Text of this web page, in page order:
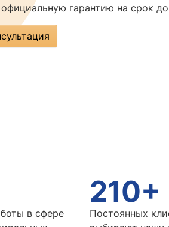
официальную гарантию на срок
в сфере
210+
Постоянных